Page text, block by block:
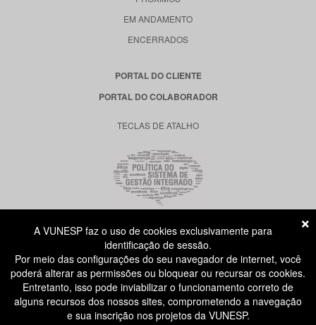
EM ANDAMENTO
ENCERRADOS
PORTAL DO CLIENTE
PORTAL DO COLABORADOR
TECLAS DE ATALHO
RUA DONA GERMAINE BURCHARD, 515
ÁGUA BRANCA - SÃO PAULO SP
CEP: 05002-062
ATENDIMENTO AO CANDIDATO
A VUNESP faz o uso de cookies exclusivamente para
identificação de sessão.
Por meio das configurações do seu navegador de internet, você
poderá alterar as permissões ou bloquear ou recursar os cookies.
Entretanto, isso pode inviabilizar o funcionamento correto de
alguns recursos dos nossos sites, comprometendo a navegação
e sua inscrição nos projetos da VUNESP.